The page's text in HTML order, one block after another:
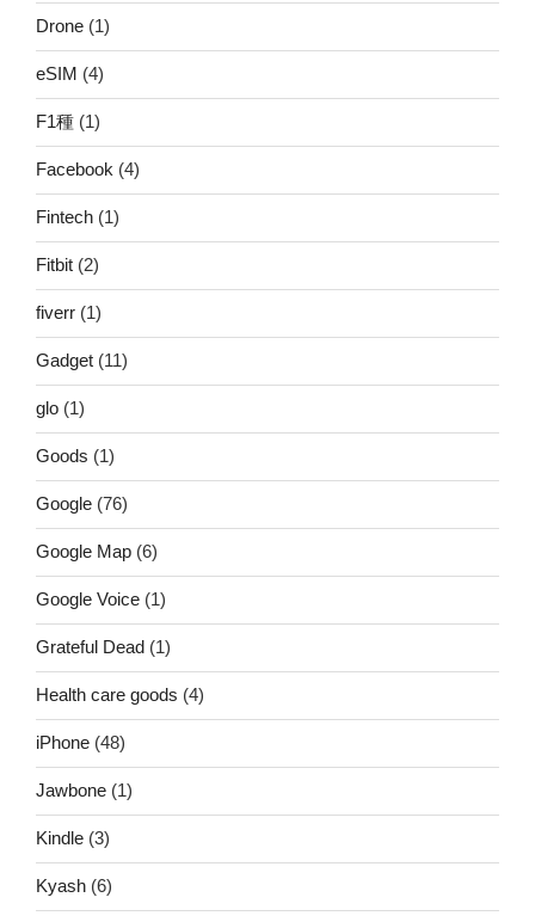
Drone (1)
eSIM (4)
F1種 (1)
Facebook (4)
Fintech (1)
Fitbit (2)
fiverr (1)
Gadget (11)
glo (1)
Goods (1)
Google (76)
Google Map (6)
Google Voice (1)
Grateful Dead (1)
Health care goods (4)
iPhone (48)
Jawbone (1)
Kindle (3)
Kyash (6)